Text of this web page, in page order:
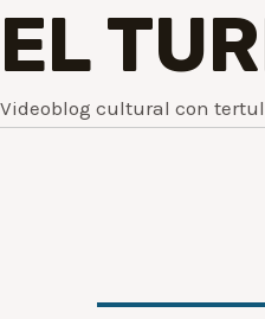
EL
Videoblog cultural con